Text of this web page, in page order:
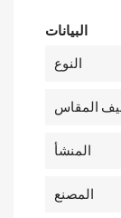
البيانات
النوع
المقاس
المنشأ
المصنع